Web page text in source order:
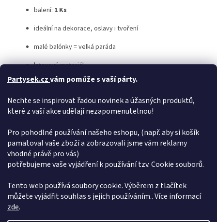
Partysek.czvám pomůže s vaší párty.
Nechte se inspirovat řadou novinek a úžasných produktů,
které z vaší akce udělají nezapomenutelnou!
Pro pohodlné používání našeho eshopu, (např. aby si košík
pamatoval vaše zboží a zobrazovali jsme vám reklamy
vhodné právě pro vás)
potřebujeme vaše vyjádření k používání tzv. Cookie souborů.
Tento web používá soubory cookie. Výběrem z tlačítek
můžete vyjádřit souhlas s jejich používáním.. Více informací
zde.
balení: 1 Ks
ideální na dekorace, oslavy i tvoření
malé balónky = velká paráda
latexový materiál
💡Tip od Pártýska: Smíchej je s většími balónky a vytvoř profi
⚠️Upozornění: Po nafouknutí héliem vydrží létat jen
pro dlouhodobou héliovou výzdobu.
Doplňkové parametry
Kategorie: Klasické latexové balonky